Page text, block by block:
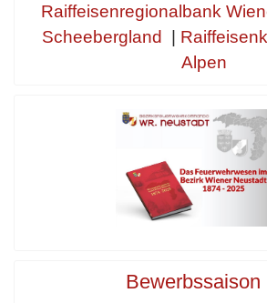
Raiffeisenregionalbank
Scheebergland |
Alpen
Bewerbssaison